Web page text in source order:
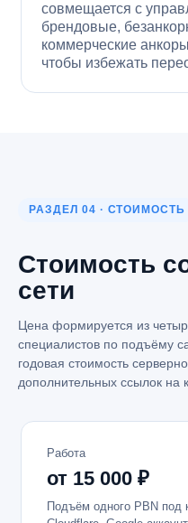
совмещается с
брендовые,
коммерческие
чтобы избежать
РАЗДЕЛ 04 · СТОИМОСТЬ
Стоимость
сети
Цена формируется из
специалистов по подъёму
годовая стоимость
дополнительных ссылок на
Работа
от 15 000 ₽
Подъём одного PBN под